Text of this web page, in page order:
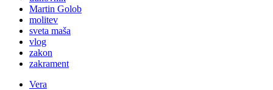
Martin Golob
molitev
sveta maša
vlog
zakon
zakrament
Vera